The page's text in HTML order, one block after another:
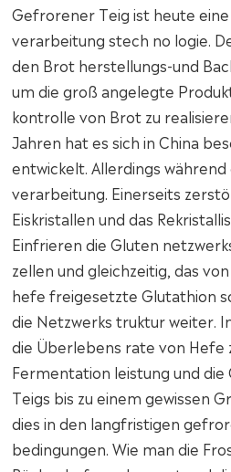
Gefrorener Teig ist heute
verarbeitung stech no logie.
den Brot herstellungs-und
um die groß angelegte
kontrolle von Brot zu
Jahren hat es sich in China
entwickelt. Allerdings
verarbeitung. Einerseits
Eiskristallen und das
Einfrieren die Gluten
zellen und gleichzeitig, das
hefe freigesetzte Glutathion
die Netzwerks truktur weiter.
die Überlebens rate von Hefe
Fermentation leistung und die
Teigs bis zu einem gewissen
dies in den langfristigen
bedingungen. Wie man die